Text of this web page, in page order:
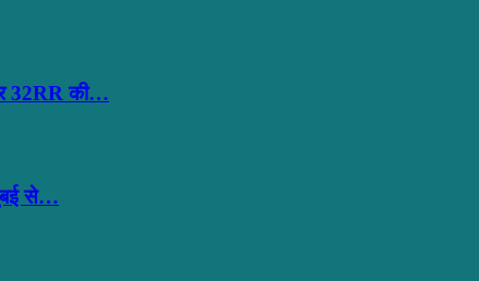
32RR की…
से…